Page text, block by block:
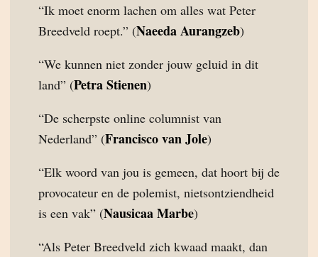
“Ik moet enorm lachen om alles wat Peter
Breedveld roept.” (Naeeda Aurangzeb)
“We kunnen niet zonder jouw geluid in dit
land” (Petra Stienen)
“De scherpste online columnist van
Nederland” (Francisco van Jole)
“Elk woord van jou is gemeen, dat hoort bij de
provocateur en de polemist, nietsontziendheid
is een vak” (Nausicaa Marbe)
“Als Peter Breedveld zich kwaad maakt, dan